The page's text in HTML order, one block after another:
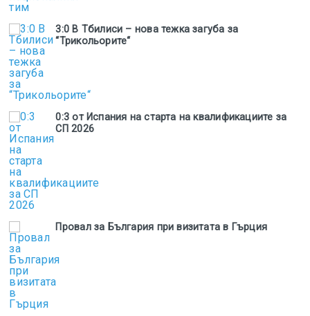
3:0 В Тбилиси – нова тежка загуба за
“Трикольорите“
0:3 от Испания на старта на квалификациите за
СП 2026
Провал за България при визитата в Гърция